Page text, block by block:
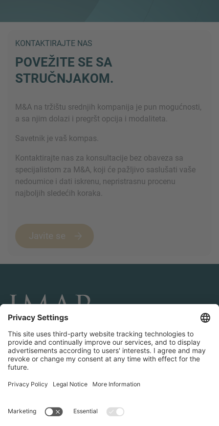
KONTAKTIRAJTE NAS
POVEŽITE SE SA
STRUČNJAKOM.
M&A na tržištu srednjih kompanija je pun mogućnosti,
a sa njim dolazi i pregršt opcija i modaliteta.
Savetnik je vaš kompas.
Kontaktirajte nas za konsultacije bez obaveza sa
specijalistom za M&A, koji će pažljivo saslušati vaše
nedoumice i dati iskrenu, nepristrasnu procenu
najboljih sledećih koraka.
Javite se
POVEŽITE SE I PRATITE NAS
Transakcije
O IMAP-u